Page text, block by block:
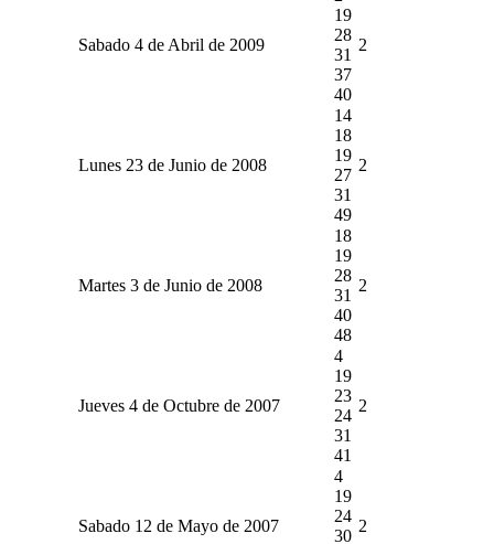
Sabado 4 de Abril de 2009
19
28
31
37
40
2
Lunes 23 de Junio de 2008
14
18
19
27
31
49
2
Martes 3 de Junio de 2008
18
19
28
31
40
48
2
Jueves 4 de Octubre de 2007
4
19
23
24
31
41
2
Sabado 12 de Mayo de 2007
4
19
24
30
2